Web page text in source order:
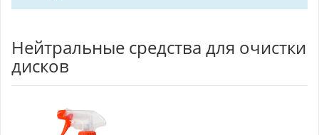
Нейтральные средства для очистки
дисков